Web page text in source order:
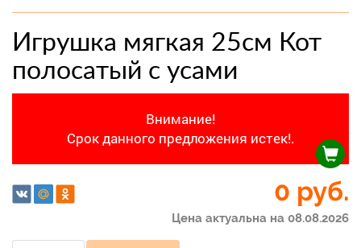
Игрушка мягкая 25см Кот
полосатый с усами
Внимание!
Срок данного предложения истек!.
0 руб.
Цена актуальна на 08.08.2026